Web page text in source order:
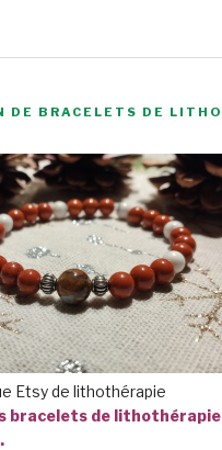
DE BRACELETS DE
Etsy de lithothérapie
bracelets de